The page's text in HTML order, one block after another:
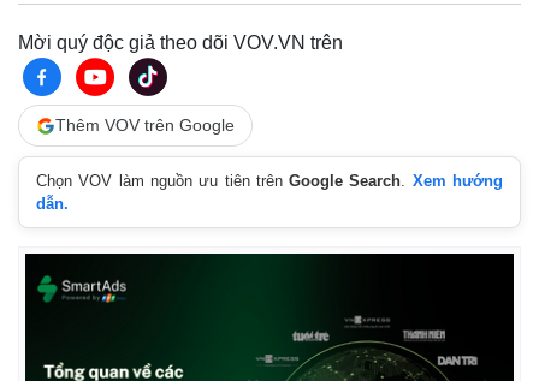
Kinh tế
Bất động sản
Khởi nghiệp
Thị trường
Giá vàng
Chứng khoán
Giá cà phê
Mời quý độc giả theo dõi VOV.VN trên
Thêm VOV trên Google
Chọn VOV làm nguồn ưu tiên trênGoogle Search. Xem hướng
dẫn.